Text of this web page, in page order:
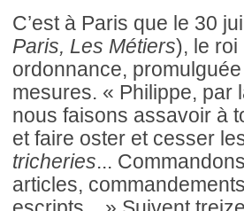
C’est à Paris que le 30
Paris, Les Métiers), le roi
ordonnance,
mesures. « Philippe, par
nous faisons assavoir à
et faire oster et cesser
tricheries...
articles,